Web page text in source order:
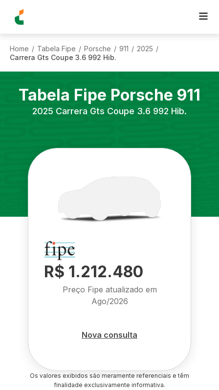
Home / Tabela Fipe / Porsche / 911 / 2025 /
Carrera Gts Coupe 3.6 992 Hib.
Tabela Fipe Porsche 911
2025 Carrera Gts Coupe 3.6 992 Hib.
R$ 1.212.480
Preço Fipe atualizado em
Ago/2026
Nova consulta
Os valores exibidos são meramente referenciais e têm
finalidade exclusivamente informativa.